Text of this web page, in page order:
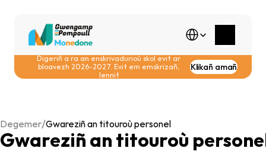
Select Language
Digeriñ a ra an enskrivadurioù skol evit ar
bloavezh 2026-2027. Evit em emskrizañ,
lennit
Klikañ amañ
Degemer/Gwareziñ an titouroù personel
Gwareziñ an titouroù